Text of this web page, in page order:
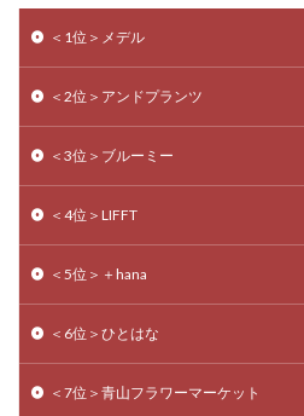
＜1位＞メデル
＜2位＞アンドプランツ
＜3位＞ブルーミー
＜4位＞LIFFT
＜5位＞＋hana
＜6位＞ひとはな
＜7位＞青山フラワーマーケット